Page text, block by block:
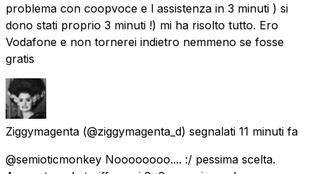
problema con coopvoce e l assistenza in 3 minuti ) si
dono stati proprio 3 minuti !) mi ha risolto tutto. Ero
Vodafone e non tornerei indietro nemmeno se fosse
gratis
Ziggymagenta (@ziggymagenta_d) segnalati 11 minuti fa
@semioticmonkey Noooooooo.... :/ pessima scelta.